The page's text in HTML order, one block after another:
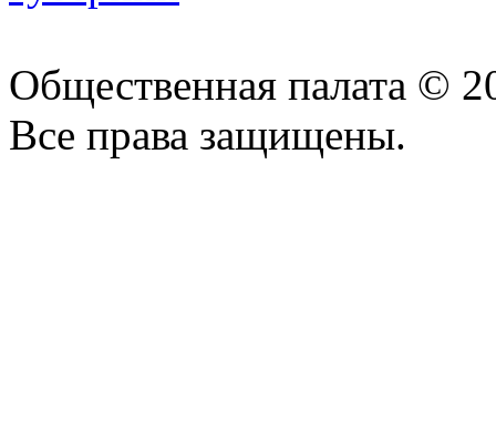
Общественная палата ©
Все права защищены.